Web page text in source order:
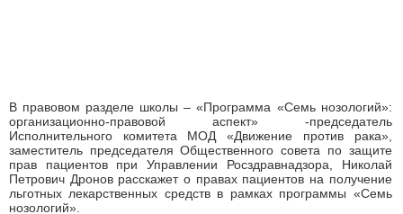
В правовом разделе школы – «Программа «Семь нозологий»:
организационно-правовой аспект» -председатель
Исполнительного комитета МОД «Движение против рака»,
заместитель председателя Общественного совета по защите
прав пациентов при Управлении Росздравнадзора, Николай
Петрович Дронов расскажет о правах пациентов на получение
льготных лекарственных средств в рамках программы «Семь
нозологий».